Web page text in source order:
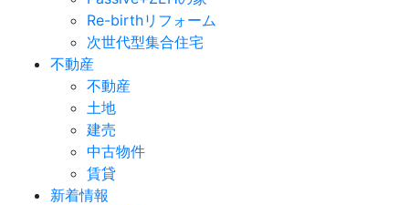
Re-birthリフォーム
次世代型集合住宅
不動産
不動産
土地
建売
中古物件
賃貸
新着情報